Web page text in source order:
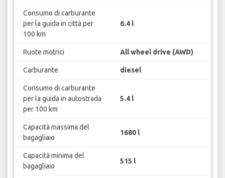
Consumo di carburante
per la guida in città per
100 km
6.4 l
Ruote motrici All wheel drive (AWD)
Carburante diesel
Consumo di carburante
per la guida in autostrada
per 100 km
5.4 l
Capacità massima del
bagagliaio
1680 l
Capacità minima del
bagagliaio
515 l